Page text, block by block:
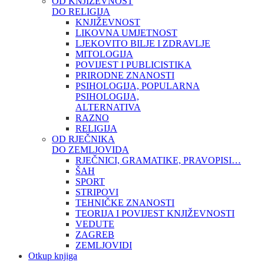
DO RELIGIJA
KNJIŽEVNOST
LIKOVNA UMJETNOST
LJEKOVITO BILJE I ZDRAVLJE
MITOLOGIJA
POVIJEST I PUBLICISTIKA
PRIRODNE ZNANOSTI
PSIHOLOGIJA, POPULARNA
PSIHOLOGIJA,
ALTERNATIVA
RAZNO
RELIGIJA
OD RJEČNIKA
DO ZEMLJOVIDA
RJEČNICI, GRAMATIKE, PRAVOPISI…
ŠAH
SPORT
STRIPOVI
TEHNIČKE ZNANOSTI
TEORIJA I POVIJEST KNJIŽEVNOSTI
VEDUTE
ZAGREB
ZEMLJOVIDI
Otkup knjiga